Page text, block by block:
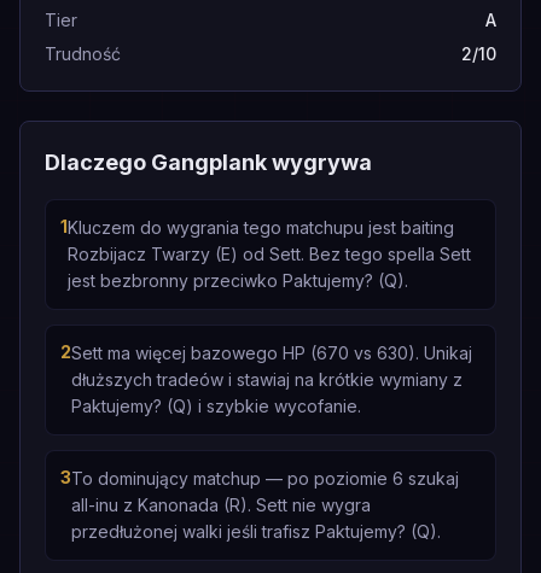
Tier
A
Trudność
2/10
Dlaczego Gangplank wygrywa
1Kluczem do wygrania tego matchupu jest baiting
Rozbijacz Twarzy (E) od Sett. Bez tego spella Sett
jest bezbronny przeciwko Paktujemy? (Q).
2Sett ma więcej bazowego HP (670 vs 630). Unikaj
dłuższych tradeów i stawiaj na krótkie wymiany z
Paktujemy? (Q) i szybkie wycofanie.
3To dominujący matchup — po poziomie 6 szukaj
all-inu z Kanonada (R). Sett nie wygra
przedłużonej walki jeśli trafisz Paktujemy? (Q).